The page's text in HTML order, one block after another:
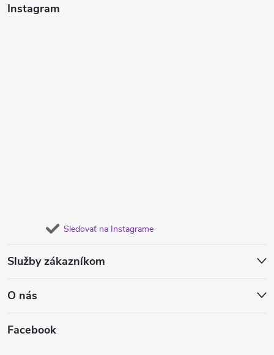
Instagram
Sledovať na Instagrame
Služby zákazníkom
O nás
Facebook